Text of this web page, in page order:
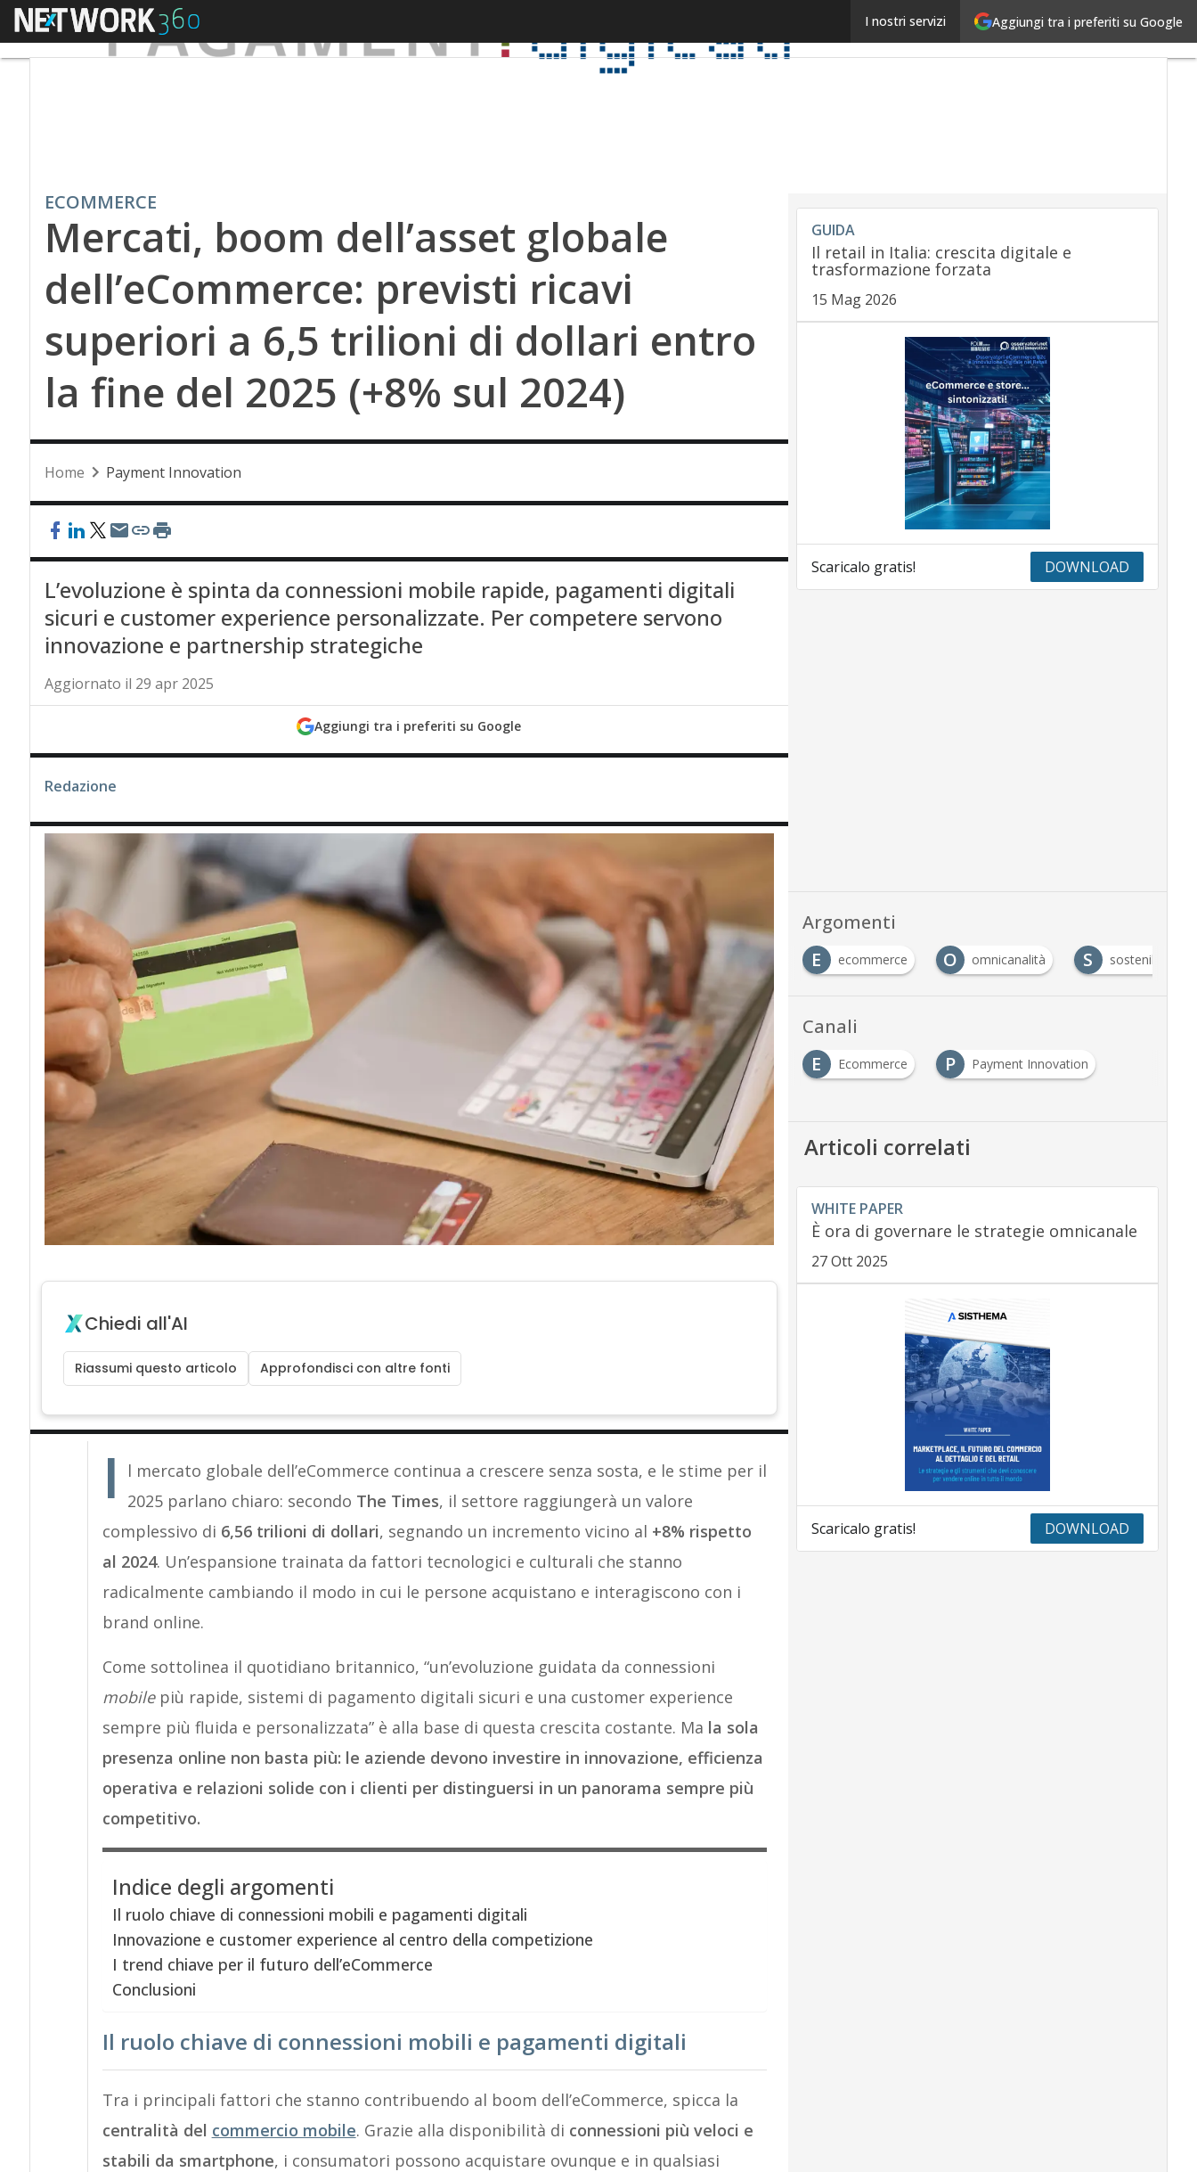
Aggiungi tra i preferiti su Google
I nostri servizi
Menu Mercati, boom dell’asset globale
ECOMMERCE
Mercati, boom dell’asset globale
dell’eCommerce: previsti ricavi
superiori a 6,5 trilioni di dollari entro
la fine del 2025 (+8% sul 2024)
Home Payment Innovation
L’evoluzione è spinta da connessioni mobile rapide, pagamenti digitali
sicuri e customer experience personalizzate. Per competere servono
innovazione e partnership strategiche
Aggiornato il 29 apr 2025
Aggiungi tra i preferiti su Google
Redazione
Chiedi all'AI
Riassumi questo articolo Approfondisci con altre fonti
I
l mercato globale dell’eCommerce continua a crescere senza sosta, e le stime per il
2025 parlano chiaro: secondo The Times, il settore raggiungerà un valore
complessivo di 6,56 trilioni di dollari, segnando un incremento vicino al +8% rispetto
al 2024. Un’espansione trainata da fattori tecnologici e culturali che stanno
radicalmente cambiando il modo in cui le persone acquistano e interagiscono con i
brand online.
Come sottolinea il quotidiano britannico, “un’evoluzione guidata da connessioni
mobilepiù rapide, sistemi di pagamento digitali sicuri e una customer experience
sempre più fluida e personalizzata” è alla base di questa crescita costante. Ma la sola
presenza online non basta più: le aziende devono investire in innovazione, efficienza
operativa e relazioni solide con i clienti per distinguersi in un panorama sempre più
competitivo.
Indice degli argomenti
Il ruolo chiave di connessioni mobili e pagamenti digitali
Innovazione e customer experience al centro della competizione
I trend chiave per il futuro dell’eCommerce
Conclusioni
Il ruolo chiave di connessioni mobili e pagamenti digitali
Tra i principali fattori che stanno contribuendo al boom dell’eCommerce, spicca la
centralità del commercio mobile. Grazie alla disponibilità di connessioni più veloci e
stabili da smartphone, i consumatori possono acquistare ovunque e in qualsiasi
GUIDA
Il retail in Italia: crescita digitale e
trasformazione forzata
15 Mag 2026
Scaricalo gratis! DOWNLOAD
Argomenti
customer experience E ecommerce O omnicanalità S sostenibilità
Canali
E
Ecommerce P Payment Innovation
Articoli correlati
WHITE PAPER
È ora di governare le strategie omnicanale
27 Ott 2025
Scaricalo gratis! DOWNLOAD